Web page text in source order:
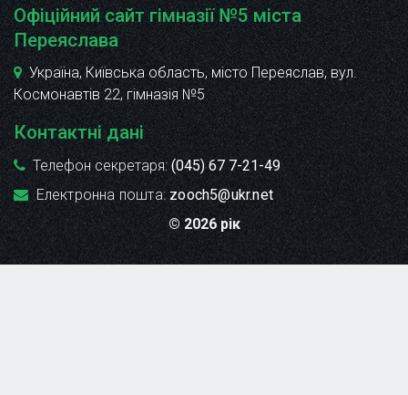
Офіційний сайт гімназії №5 міста
Переяслава
Україна, Київська область, місто Переяслав, вул.
Космонавтів 22, гімназія №5
Контактні дані
Телефон секретаря:(045) 67 7-21-49
Електронна пошта:zooch5@ukr.net
© 2026 рік